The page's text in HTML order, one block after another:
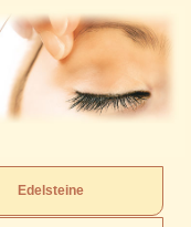
Edelsteine